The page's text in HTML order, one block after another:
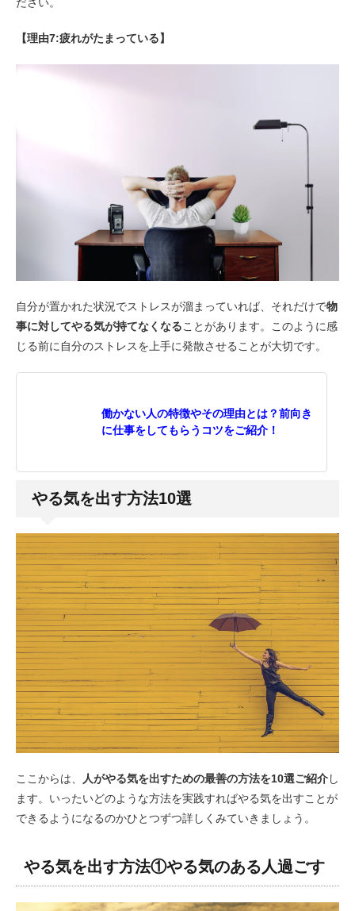
ださい。
【理由7:疲れがたまっている】
自分が置かれた状況でストレスが溜まっていれば、それだけで物
事に対してやる気が持てなくなることがあります。このように感
じる前に自分のストレスを上手に発散させることが大切です。
働かない人の特徴やその理由とは？前向き
に仕事をしてもらうコツをご紹介！
やる気を出す方法10選
ここからは、 人がやる気を出すための最善の方法を10選ご紹介し
ます。いったいどのような方法を実践すればやる気を出すことが
できるようになるのかひとつずつ詳しくみていきましょう。
やる気を出す方法①やる気のある人過ごす